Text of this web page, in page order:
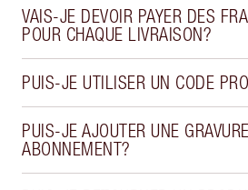
VAIS-JE DEVOIR PAYER DES
POUR CHAQUE LIVRAISON?
PUIS-JE UTILISER UN CODE
PUIS-JE AJOUTER UNE
ABONNEMENT?